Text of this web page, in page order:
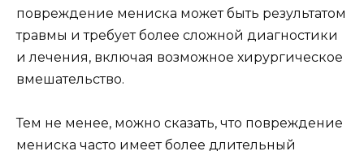
повреждение мениска может быть результатом
травмы и требует более сложной диагностики
и лечения, включая возможное хирургическое
вмешательство.
Тем не менее, можно сказать, что повреждение
мениска часто имеет более длительный